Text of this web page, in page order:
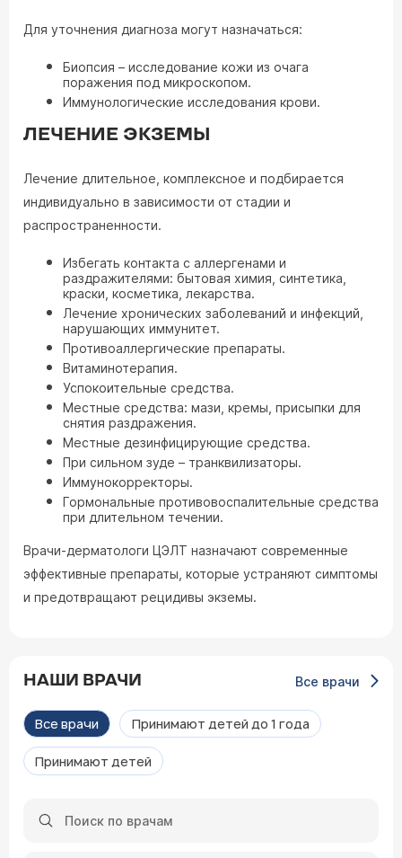
Для уточнения диагноза могут назначаться:
Биопсия – исследование кожи из очага
поражения под микроскопом.
Иммунологические исследования крови.
ЛЕЧЕНИЕ ЭКЗЕМЫ
Лечение длительное, комплексное и подбирается
индивидуально в зависимости от стадии и
распространенности.
Избегать контакта с аллергенами и
раздражителями: бытовая химия, синтетика,
краски, косметика, лекарства.
Лечение хронических заболеваний и инфекций,
нарушающих иммунитет.
Противоаллергические препараты.
Витаминотерапия.
Успокоительные средства.
Местные средства: мази, кремы, присыпки для
снятия раздражения.
Местные дезинфицирующие средства.
При сильном зуде – транквилизаторы.
Иммунокорректоры.
Гормональные противовоспалительные средства
при длительном течении.
Врачи-дерматологи ЦЭЛТ назначают современные
эффективные препараты, которые устраняют симптомы
и предотвращают рецидивы экземы.
НАШИ ВРАЧИ Все врачи
Все врачи Принимают детей до 1 года
Принимают детей